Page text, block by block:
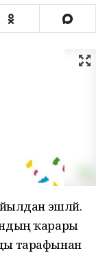
эшләй.
ҡарары
тарафынан